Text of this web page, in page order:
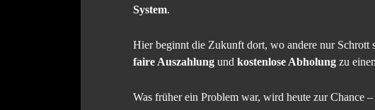
System.
Hier beginnt die Zukunft dort, wo andere nur Schrott
faire Auszahlung und kostenlose Abholung zu
Was früher ein Problem war, wird heute zur Chance